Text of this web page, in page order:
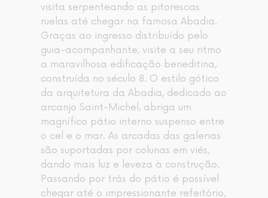
visita serpenteando as pitorescas
ruelas até chegar na famosa Abadia.
Graças ao ingresso distribuído pelo
guia-acompanhante, visite a seu ritmo
a maravilhosa edificação beneditina,
construída no século 8. O estilo gótico
da arquitetura da Abadia, dedicado ao
arcanjo Saint-Michel, abriga um
magnífico pátio interno suspenso entre
o cel e o mar. As arcadas das galerias
são suportadas por colunas em viés,
dando mais luz e leveza à construção.
Passando por trás do pátio é possível
chegar até o impressionante refeitório,